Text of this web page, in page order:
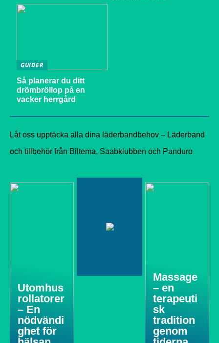
GUIDER
Så planerar du ditt
drömbröllop på en
vacker herrgård
Låt oss upptäcka alla dina läderbandbehov – Läderband
och tillbehör från Biltema, Saabklubben och Panduro
Utomhus
rollatorer
– En
nödvändi
ghet för
Massage
– en
terapeuti
sk
tradition
genom